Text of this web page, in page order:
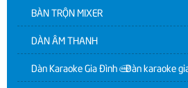
BÀN TRỘN MIXER
DÀN ÂM THANH
Dàn Karaoke Gia Đình | Dàn karaoke